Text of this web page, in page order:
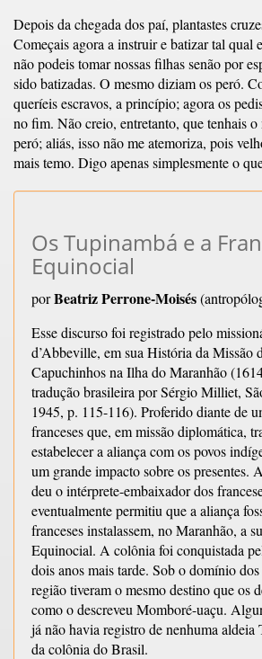
Depois da chegada dos paí, plantastes
Começais agora a instruir e batizar tal qual
não podeis tomar nossas filhas senão por
sido batizadas. O mesmo diziam os peró.
queríeis escravos, a princípio; agora os
no fim. Não creio, entretanto, que tenhais
peró; aliás, isso não me atemoriza, pois
mais temo. Digo apenas simplesmente o
Os Tupinambá e a
Equinocial
porBeatriz Perrone-Moisés
Esse discurso foi registrado pelo
d’Abbeville, em sua História da Missão
Capuchinhos na Ilha do Maranhão
tradução brasileira por Sérgio Milliet,
1945, p. 115-116). Proferido diante de
franceses que, em missão diplomática,
estabelecer a aliança com os povos
um grande impacto sobre os presentes.
deu o intérprete-embaixador dos
eventualmente permitiu que a aliança
franceses instalassem, no Maranhão, a
Equinocial. A colônia foi conquistada
dois anos mais tarde. Sob o domínio
região tiveram o mesmo destino que os
como o descreveu Momboré-uaçu.
já não havia registro de nenhuma aldeia
da colônia do Brasil.